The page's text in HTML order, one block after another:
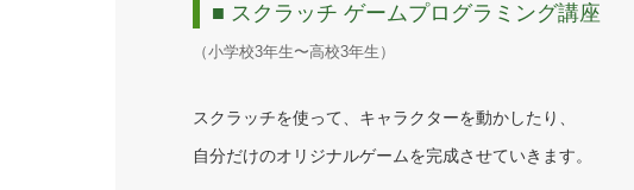
■ スクラッチ ゲームプログラミング講座
（小学校3年生〜高校3年生）
スクラッチを使って、キャラクターを動かしたり、
自分だけのオリジナルゲームを完成させていきます。